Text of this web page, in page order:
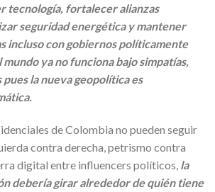
tecnología, fortalecer alianzas
seguridad energética y mantener
incluso con gobiernos políticamente
ya no funciona bajo simpatías,
la nueva geopolítica es
de Colombia no pueden seguir
contra derecha, petrismo contra
digital entre influencers políticos, la
debería girar alrededor de quién tiene